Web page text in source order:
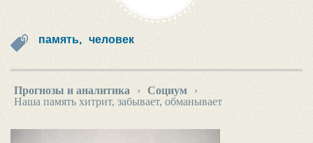
память, человек
Прогнозы и аналитика › Социум
›
Наша память хитрит, забывает, обманывает